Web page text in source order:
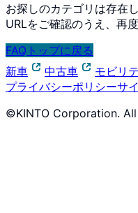
お探しのカテゴリは存在
URLをご確認のうえ、再
FAQトップに戻る
新車
中古車
モビリ
プライバシーポリシーサ
©KINTO Corporation.